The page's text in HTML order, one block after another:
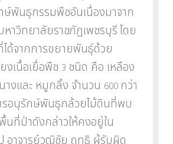
ษ์พันธุกรรมพืชอันเนื่องมาจาก
หาวิทยาลัยราชภัฏเพชรบุรีโดย
ด้จากการขยายพันธุ์ด้วย
งเนื้อเยื่อพืช 3 ชนิด คือ เหลือง
งและ หมูกลิ้ง จำนวน 600 กว่า
รอนุรักษ์พันธุกล้วยไม้ดินที่พบ
นที่ป่าดังกล่าวให้คงอยู่ใน
อาจารย์วุฒิชัย ฤทธิ ผู้รับผิด